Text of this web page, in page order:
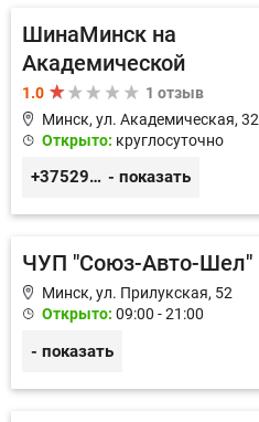
ШинаМинск на
Академической
1.0
1 отзыв
Минск, ул. Академическая, 32
Открыто: круглосуточно
+375299158336 - показать
ЧУП "Союз-Авто-Шел"
Минск, ул. Прилукская, 52
Открыто: 09:00 - 21:00
- показать